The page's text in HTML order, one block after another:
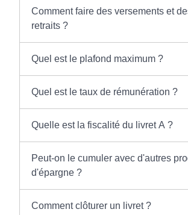
Comment faire des versements et
retraits ?
Quel est le plafond maximum ?
Quel est le taux de rémunération ?
Quelle est la fiscalité du livret A ?
Peut-on le cumuler avec d'autres
d'épargne ?
Comment clôturer un livret ?